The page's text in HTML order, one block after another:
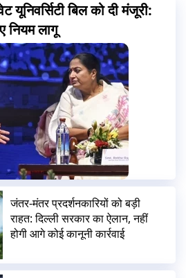
यूनिवर्सिटी बिल को दी मंजूरी:
लागू
जंतर-मंतर प्रदर्शनकारियों को बड़ी
राहत: दिल्ली सरकार का ऐलान, नहीं
होगी आगे कोई कानूनी कार्रवाई